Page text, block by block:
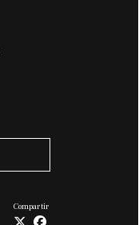
Compartir